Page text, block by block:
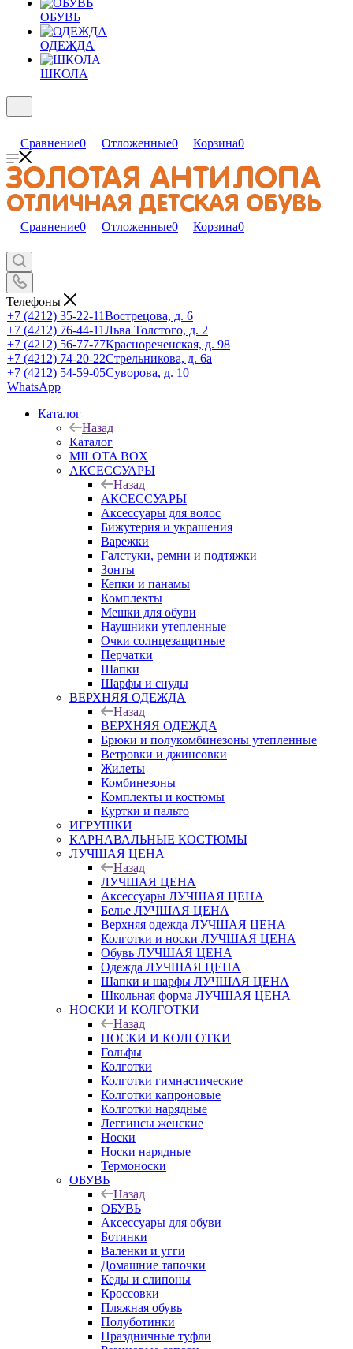
ОБУВЬ
ОДЕЖДА
ШКОЛА
Сравнение0 Отложенные0 Корзина0
Сравнение0 Отложенные0 Корзина0
Телефоны
+7 (4212) 35-22-11Вострецова, д. 6
+7 (4212) 76-44-11Льва Толстого, д. 2
+7 (4212) 56-77-77Краснореченская, д. 98
+7 (4212) 74-20-22Стрельникова, д. 6а
+7 (4212) 54-59-05Суворова, д. 10
WhatsApp
Каталог
Назад
Каталог
MILOTA BOX
АКСЕССУАРЫ
Назад
АКСЕССУАРЫ
Аксессуары для волос
Бижутерия и украшения
Варежки
Галстуки, ремни и подтяжки
Зонты
Кепки и панамы
Комплекты
Мешки для обуви
Наушники утепленные
Очки солнцезащитные
Перчатки
Шапки
Шарфы и снуды
ВЕРХНЯЯ ОДЕЖДА
Назад
ВЕРХНЯЯ ОДЕЖДА
Брюки и полукомбинезоны утепленные
Ветровки и джинсовки
Жилеты
Комбинезоны
Комплекты и костюмы
Куртки и пальто
ИГРУШКИ
КАРНАВАЛЬНЫЕ КОСТЮМЫ
ЛУЧШАЯ ЦЕНА
Назад
ЛУЧШАЯ ЦЕНА
Аксессуары ЛУЧШАЯ ЦЕНА
Белье ЛУЧШАЯ ЦЕНА
Верхняя одежда ЛУЧШАЯ ЦЕНА
Колготки и носки ЛУЧШАЯ ЦЕНА
Обувь ЛУЧШАЯ ЦЕНА
Одежда ЛУЧШАЯ ЦЕНА
Шапки и шарфы ЛУЧШАЯ ЦЕНА
Школьная форма ЛУЧШАЯ ЦЕНА
НОСКИ И КОЛГОТКИ
Назад
НОСКИ И КОЛГОТКИ
Гольфы
Колготки
Колготки гимнастические
Колготки капроновые
Колготки нарядные
Леггинсы женские
Носки
Носки нарядные
Термоноски
ОБУВЬ
Назад
ОБУВЬ
Аксессуары для обуви
Ботинки
Валенки и угги
Домашние тапочки
Кеды и слипоны
Кроссовки
Пляжная обувь
Полуботинки
Праздничные туфли